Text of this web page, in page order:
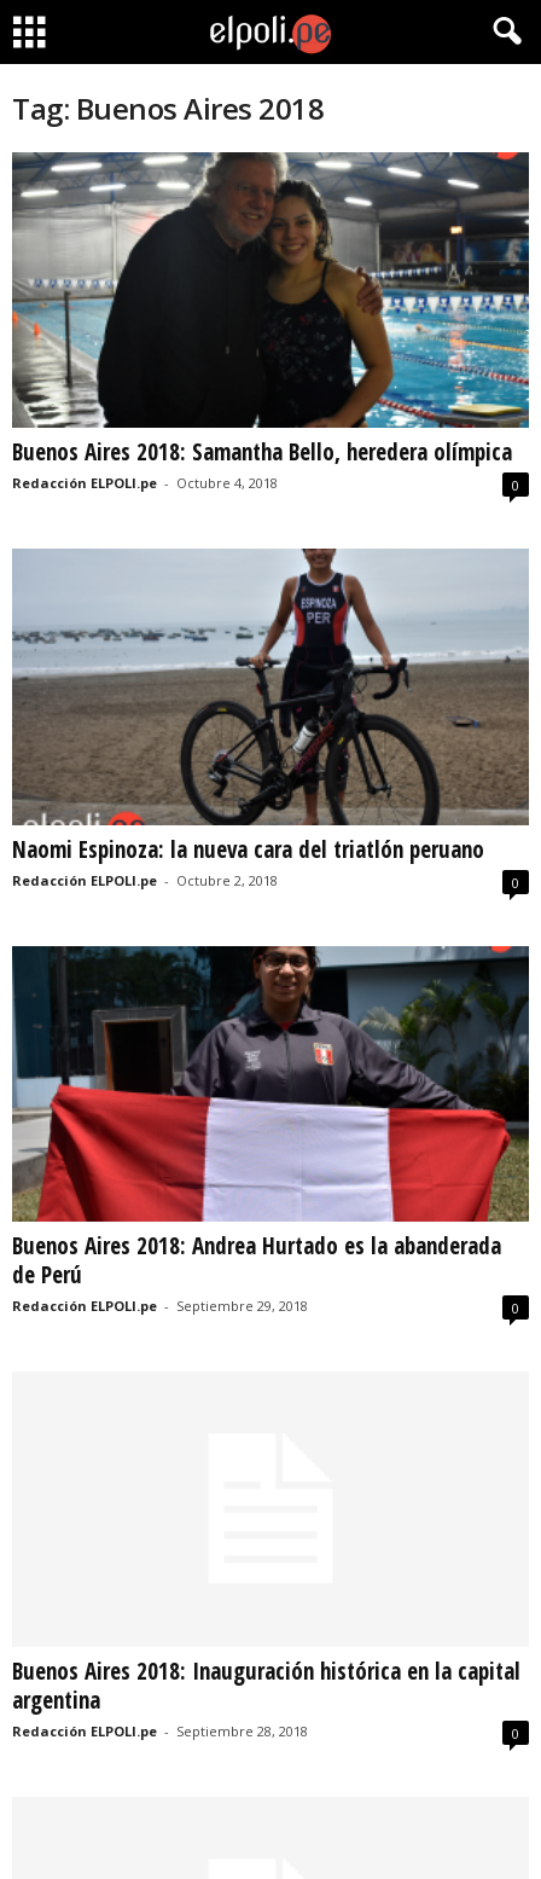
Tag: Buenos Aires 2018
Buenos Aires 2018: Samantha Bello, heredera olímpica
Redacción ELPOLI.pe - Octubre 4, 2018 0
Naomi Espinoza: la nueva cara del triatlón peruano
Redacción ELPOLI.pe - Octubre 2, 2018 0
Buenos Aires 2018: Andrea Hurtado es la abanderada
de Perú
Redacción ELPOLI.pe - Septiembre 29, 2018 0
Buenos Aires 2018: Inauguración histórica en la capital
argentina
Redacción ELPOLI.pe - Septiembre 28, 2018 0